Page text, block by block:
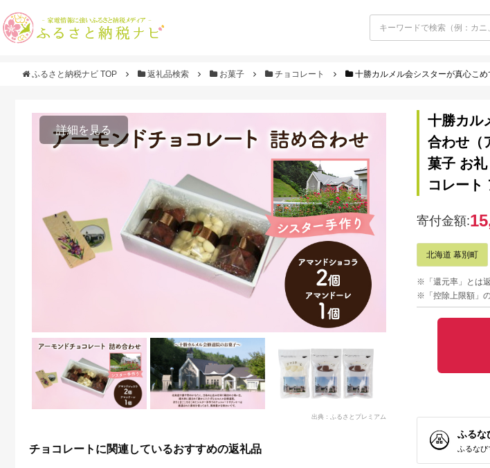
ふるさと納税ナビ TOP 返礼品検索 お菓子 チョコレート 十勝カルメル会シスターが真心こめて作った アーモンドチ
詳細を見る
出典：ふるさとプレミアム
チョコレートに関連しているおすすめの返礼品
十勝カル
合わせ（
菓子 お
コレート
寄付金額:
北海道 幕別町
※「還元率」とは
※「控除上限額」
ふるな
ふるなび